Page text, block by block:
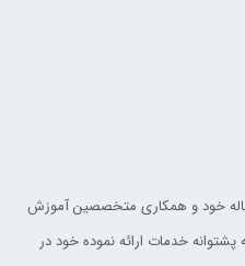
خود و همکاری متخصصین آموزش
پشتوانه خدمات ارائه نموده خود در